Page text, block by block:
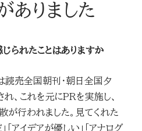
ありました
られたことはありますか
売全国朝刊・朝日全国夕
、これを元にPRを実施し、
が行われました。見てくれた
「アイデアが優しい」「アナログ